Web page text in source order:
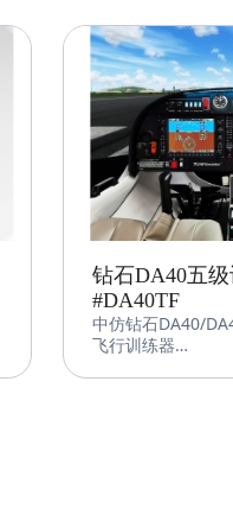
统，可在
Diamond DA40
任意切换，以较低
及各类训练。
钻石DA40五
#DA40TF
中仿钻石DA40/
飞行训练器